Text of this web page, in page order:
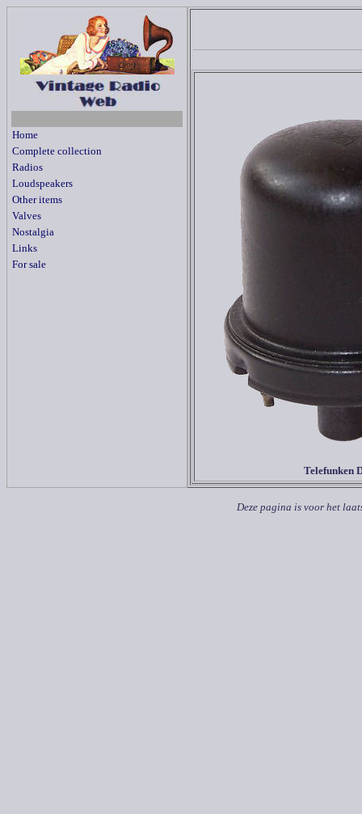
Home
Complete collection
Radios
Loudspeakers
Other items
Valves
Nostalgia
Links
For sale
Telefunken
Deze pagina is voor het